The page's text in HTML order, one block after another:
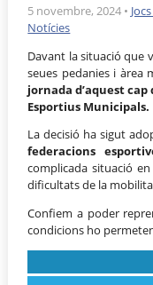
Reserves
5 novembre, 2024 •
Notícies
Davant la situació que
seues pedanies i àrea
jornada d’aquestcap
Esportius Municipals.
La decisió ha sigut
federacions
complicada situació
dificultats de la
Confiem a poder
condicions ho